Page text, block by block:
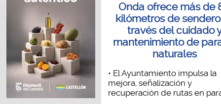
Onda ofrece más de
kilómetros de
través del cuidado
mantenimiento de
naturales
• El Ayuntamiento impulsa la
mejora, señalización y
recuperación de rutas en